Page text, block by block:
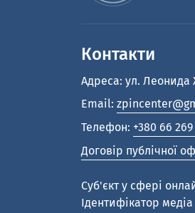
Контакти
Адреса: ул. Леонида
Email:
Телефон: +380 66
Договір публічної
Cуб'єкт у сфері
Ідентифікатор